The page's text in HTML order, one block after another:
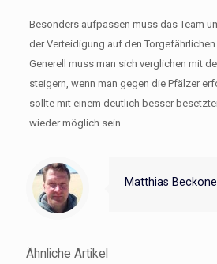
Besonders aufpassen muss das Team
der Verteidigung auf den
Generell muss man sich verglichen mit
steigern, wenn man gegen die Pfälzer
sollte mit einem deutlich besser
wieder möglich sein
Matthias
Ähnliche Artikel